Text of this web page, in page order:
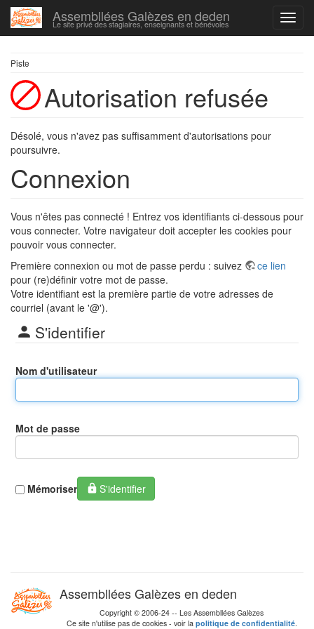
Assembllées Galèzes en deden
Le site privé des stagiaires, enseignants et bénévoles
Piste
Autorisation refusée
Désolé, vous n'avez pas suffisamment d'autorisations pour
poursuivre.
Connexion
Vous n'êtes pas connecté ! Entrez vos identifiants ci-dessous pour
vous connecter. Votre navigateur doit accepter les cookies pour
pouvoir vous connecter.
Première connexion ou mot de passe perdu : suivez
ce lien
pour (re)définir votre mot de passe.
Votre identifiant est la première partie de votre adresses de
courriel (avant le '@').
S'identifier
Nom d'utilisateur
Mot de passe
Mémoriser S'identifier
Assembllées Galèzes en deden
Copyright © 2006-24 -- Les Assembllées Galèzes
Ce site n'utilise pas de cookies - voir la politique de confidentialité.